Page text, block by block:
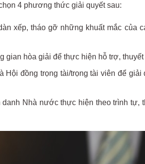
4 phương thức giải quyết sau:
xếp, tháo gỡ những khuất mắc của
hòa giải để thực hiện hỗ trợ,
đồng trọng tài/trọng tài viên để
Nhà nước thực hiện theo trình tự,